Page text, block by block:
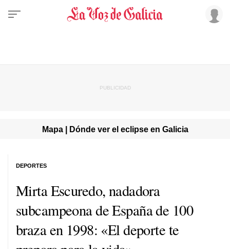
Mapa | Dónde ver el eclipse en Galicia
Mirta Escuredo, nadadora
subcampeona de España de 100
braza en 1998: «El deporte te
DEPORTES